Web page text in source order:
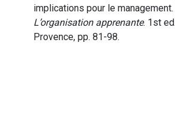
implications pour le management.
L’organisation apprenante. 1st
Provence, pp. 81-98.